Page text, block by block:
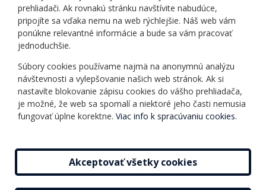
Ponuka jazykov
Informácie o kurzoch
Online testy
Ako si vybrať a kúpiť
kurz
Príspevky
Rozvrh hodín
Ochrana osobných
údajov
Všeobecné obchodné
podmienky
prehliadači. Ak rovnakú stránku navštívite nabudúce,
pripojíte sa vďaka nemu na web rýchlejšie. Náš web vám
ponúkne relevantné informácie a bude sa vám pracovať
jednoduchšie.
Súbory cookies používame najmä na anonymnú analýzu
návštevnosti a vylepšovanie našich web stránok. Ak si
nastavíte blokovanie zápisu cookies do vášho prehliadača,
je možné, že web sa spomalí a niektoré jeho časti nemusia
fungovať úplne korektne. Viac info k spracúvaniu cookies.
Akceptovať všetky cookies